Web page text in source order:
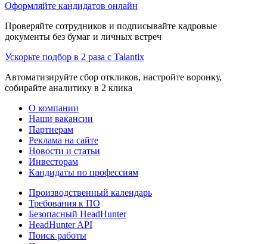
Оформляйте кандидатов онлайн
Проверяйте сотрудников и подписывайте кадровые
документы без бумаг и личных встреч
Ускорьте подбор в 2 раза с Talantix
Автоматизируйте сбор откликов, настройте воронку,
собирайте аналитику в 2 клика
О компании
Наши вакансии
Партнерам
Реклама на сайте
Новости и статьи
Инвесторам
Кандидаты по профессиям
Производственный календарь
Требования к ПО
Безопасный HeadHunter
HeadHunter API
Поиск работы